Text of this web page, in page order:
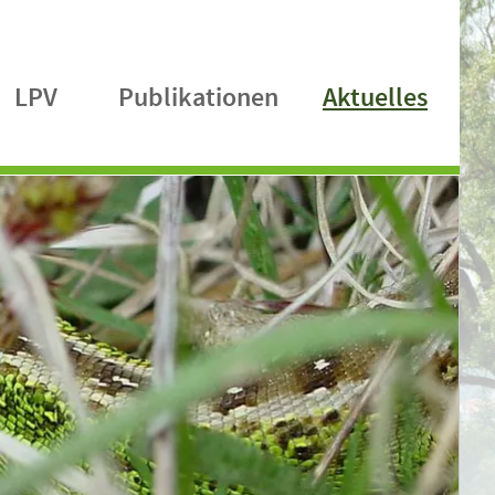
LPV
Über die LPV
Leistungen
LPV vor Ort
Kartenansicht
Publikationen Aktuelles